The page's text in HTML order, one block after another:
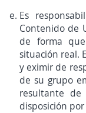
Es
Contenido de
de forma
situación real.
y eximir de
de su grupo
resultante
disposición